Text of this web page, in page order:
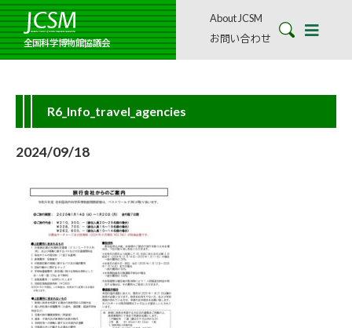
全国科学博物館協議会
About JCSM
お問い合わせ
R6_Info_travel_agencies
2024/09/18